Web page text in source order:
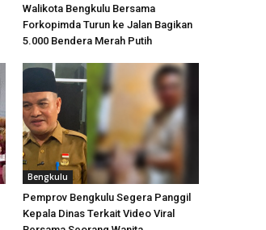
Walikota Bengkulu Bersama
Forkopimda Turun ke Jalan Bagikan
5.000 Bendera Merah Putih
Bengkulu
Pemprov Bengkulu Segera Panggil
Kepala Dinas Terkait Video Viral